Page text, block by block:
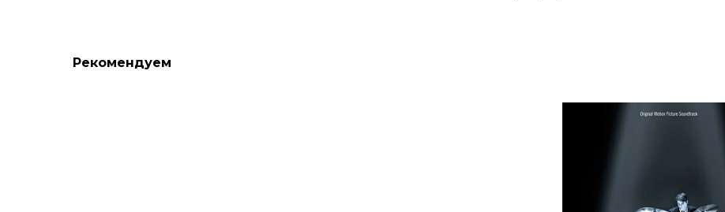
Рекомендуем